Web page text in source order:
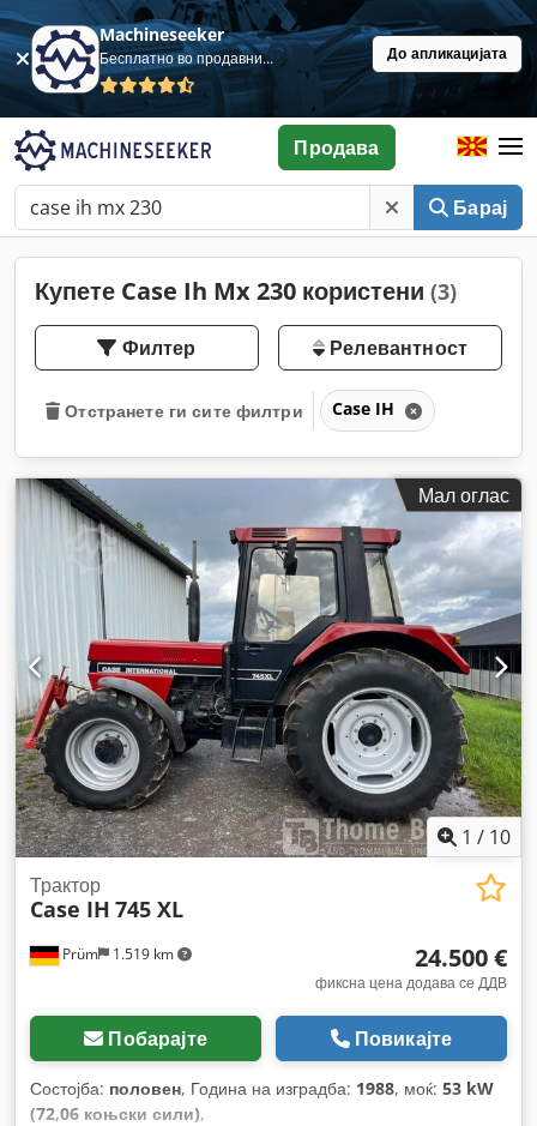
Machineseeker
Бесплатно во продавница До апликацијата
Барај
Продава
Купете Case Ih Mx 230 користени (3)
Филтер Релевантност
Отстранете ги сите филтри Case IH
Мал оглас
1 / 10
Prüm 1.519 km
Трактор
Case IH 745 XL
24.500 €
фиксна цена додава се ДДВ
Побарајте Повикајте
Состојба: половен, Година на изградба: 1988, моќ: 53 kW
(72,06 коњски сили),